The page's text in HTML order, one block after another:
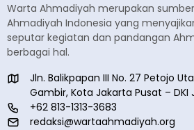
Warta Ahmadiyah merupakan
Ahmadiyah Indonesia yang
seputar kegiatan dan pandangan
berbagai hal.
Jln. Balikpapan III No. 27 Petojo
Gambir, Kota Jakarta Pusat – DKI
+62 813-1313-3683
redaksi@wartaahmadiyah.org